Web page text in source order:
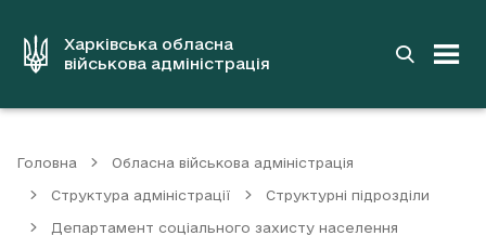
вмістуХарківська обласна
військова адміністрація
Головна Обласна військова адміністрація
Структура адміністрації Структурні підрозділи
Департамент соціального захисту населення